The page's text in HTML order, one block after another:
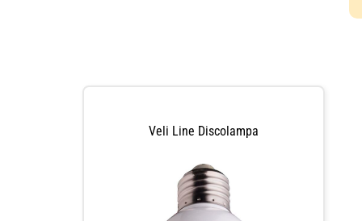
Veli Line Discolampa